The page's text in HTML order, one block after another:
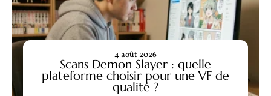
Scans Demon Slayer : quelle
plateforme choisir pour une VF de
qualité ?
4 août 2026